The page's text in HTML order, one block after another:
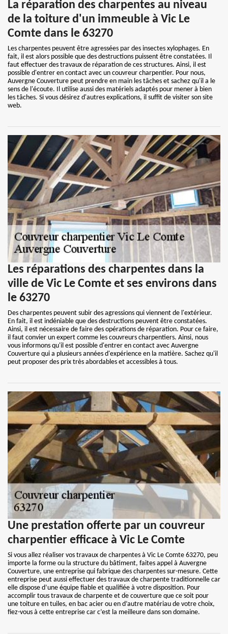
La réparation des charpentes au niveau
de la toiture d'un immeuble à Vic Le
Comte dans le 63270
Les charpentes peuvent être agressées par des insectes xylophages. En
fait, il est alors possible que des destructions puissent être constatées. Il
faut effectuer des travaux de réparation de ces structures. Ainsi, il est
possible d'entrer en contact avec un couvreur charpentier. Pour nous,
Auvergne Couverture peut prendre en main les tâches et sachez qu'il a le
sens de l'écoute. Il utilise aussi des matériels adaptés pour mener à bien
les tâches. Si vous désirez d'autres explications, il suffit de visiter son site
web.
Les réparations des charpentes dans la
ville de Vic Le Comte et ses environs dans
le 63270
Des charpentes peuvent subir des agressions qui viennent de l'extérieur.
En fait, il est indéniable que des destructions peuvent être constatées.
Ainsi, il est nécessaire de faire des opérations de réparation. Pour ce faire,
il faut convier un expert comme les couvreurs charpentiers. Ainsi, nous
vous informons qu'il est possible d'entrer en contact avec Auvergne
Couverture qui a plusieurs années d'expérience en la matière. Sachez qu'il
peut proposer des prix très abordables et accessibles à tous.
Une prestation offerte par un couvreur
charpentier efficace à Vic Le Comte
Si vous allez réaliser vos travaux de charpentes à Vic Le Comte 63270, peu
importe la forme ou la structure du bâtiment, faites appel à Auvergne
Couverture, une entreprise qui fabrique des charpentes sur-mesure. Cette
entreprise peut aussi effectuer des travaux de charpente traditionnelle car
elle dispose d’une équipe fiable et qualifiée à votre disposition. Pour
accomplir tous travaux de charpente et de couverture que ce soit pour
une toiture en tuiles, en bac acier ou en d’autre matériau de votre choix,
fiez-vous à cette entreprise car c’est la meilleure dans son domaine.